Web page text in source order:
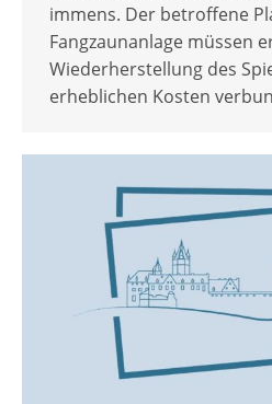
immens. Der betroffene
Fangzaunanlage müssen
Wiederherstellung des
erheblichen Kosten